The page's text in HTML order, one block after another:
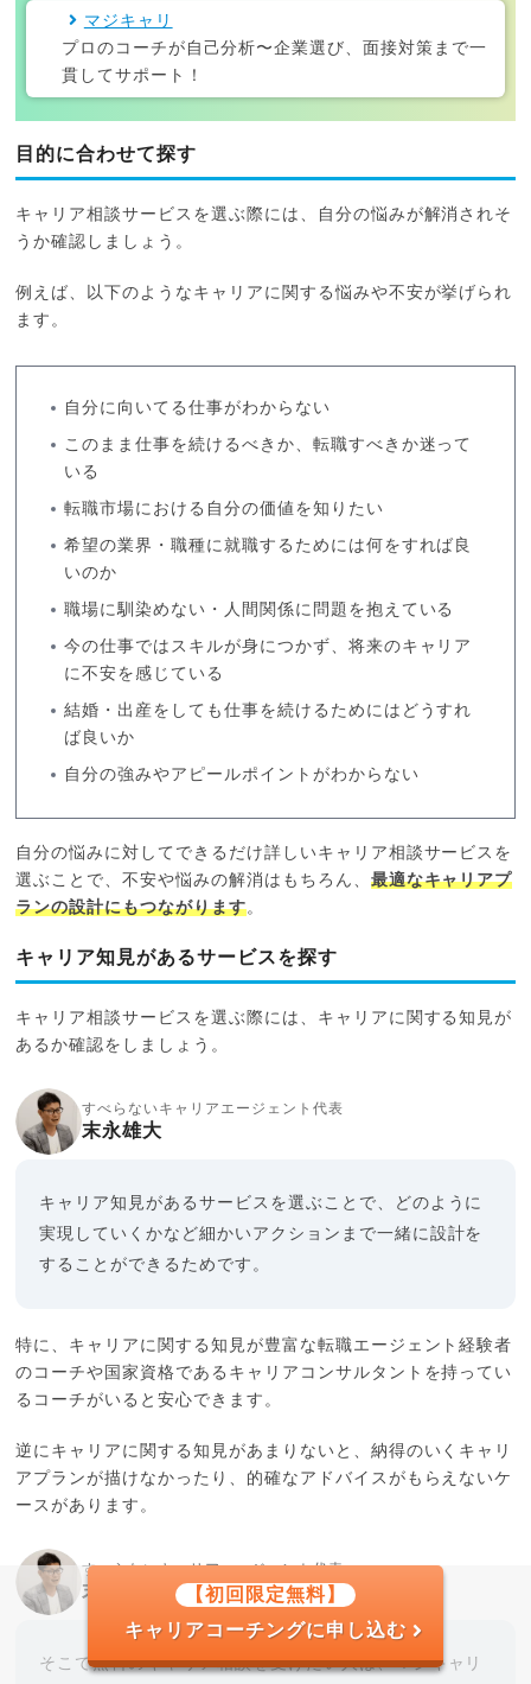
マジキャリ
プロのコーチが自己分析〜企業選び、面接対策まで一
貫してサポート！
目的に合わせて探す
キャリア相談サービスを選ぶ際には、自分の悩みが解消されそ
うか確認しましょう。
例えば、以下のようなキャリアに関する悩みや不安が挙げられ
ます。
自分に向いてる仕事がわからない
このまま仕事を続けるべきか、転職すべきか迷って
いる
転職市場における自分の価値を知りたい
希望の業界・職種に就職するためには何をすれば良
いのか
職場に馴染めない・人間関係に問題を抱えている
今の仕事ではスキルが身につかず、将来のキャリア
に不安を感じている
結婚・出産をしても仕事を続けるためにはどうすれ
ば良いか
自分の強みやアピールポイントがわからない
自分の悩みに対してできるだけ詳しいキャリア相談サービスを
選ぶことで、不安や悩みの解消はもちろん、 最適なキャリアプ
ランの設計にもつながります。
キャリア知見があるサービスを探す
キャリア相談サービスを選ぶ際には、キャリアに関する知見が
あるか確認をしましょう。
すべらないキャリアエージェント代表
末永雄大
キャリア知見があるサービスを選ぶことで、どのように
実現していくかなど細かいアクションまで一緒に設計を
することができるためです。
特に、キャリアに関する知見が豊富な転職エージェント経験者
のコーチや国家資格であるキャリアコンサルタントを持ってい
るコーチがいると安心できます。
逆にキャリアに関する知見があまりないと、納得のいくキャリ
アプランが描けなかったり、的確なアドバイスがもらえないケ
ースがあります。
すべらないキャリアエージェント代表
末永雄大
そこで無料のキャリア相談を受けたい人は、マジキャリ
【初回限定無料】
キャリアコーチングに申し込む